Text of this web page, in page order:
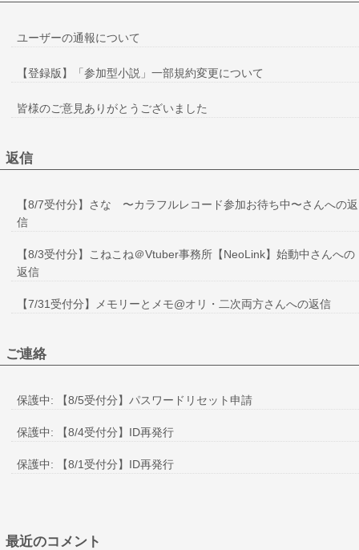
ユーザーの通報について
【登録版】「参加型小説」一部規約変更について
皆様のご意見ありがとうございました
返信
【8/7受付分】さな 〜カラフルレコード参加お待ち中〜さんへの返
信
【8/3受付分】こねこね＠Vtuber事務所【NeoLink】始動中さんへの
返信
【7/31受付分】メモリーとメモ@オリ・二次両方さんへの返信
ご連絡
保護中: 【8/5受付分】パスワードリセット申請
保護中: 【8/4受付分】ID再発行
保護中: 【8/1受付分】ID再発行
最近のコメント